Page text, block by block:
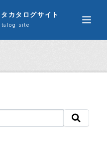
カタログサイト
site